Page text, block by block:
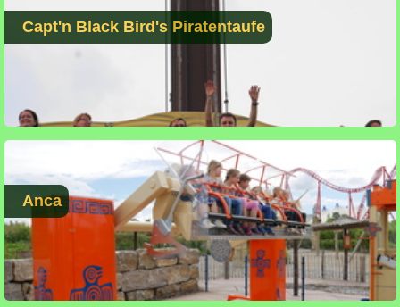
Capt'n Black Bird's Piratentaufe
Anca